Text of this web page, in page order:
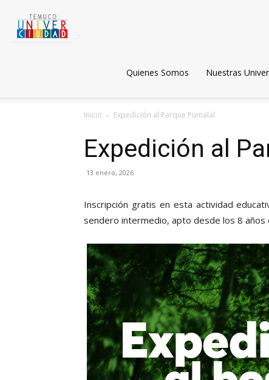
Quienes Somos Nuestras
Inicio Expedición al Parque Pumalal
Expedición al
13 enero, 2026
Inscripción gratis en esta actividad
sendero intermedio, apto desde los 8 años